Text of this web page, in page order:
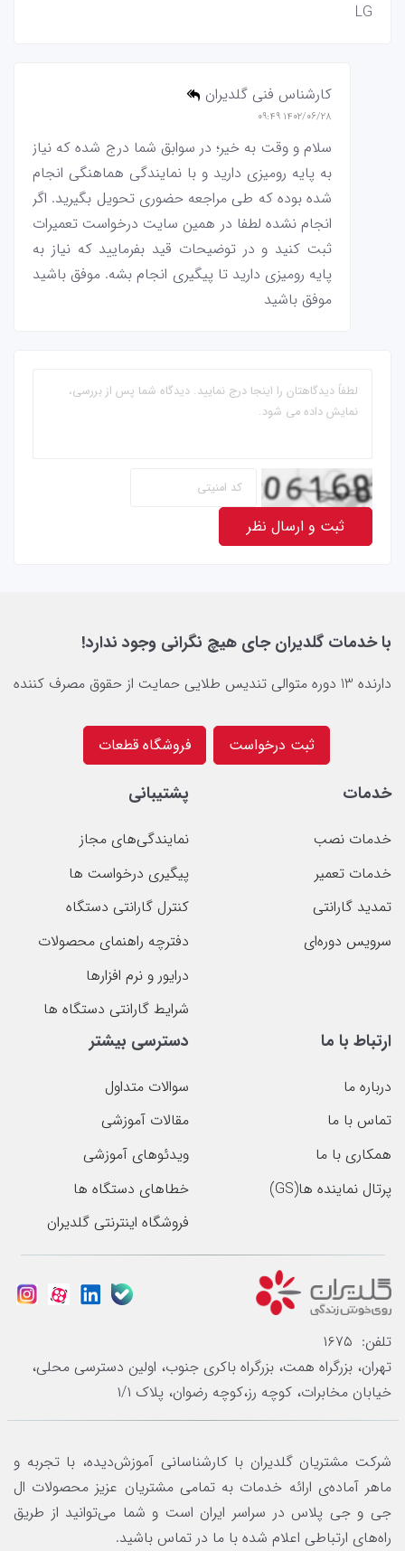
LG
کارشناس فنی گلدیران
۱۴۰۲/۰۶/۲۸ ۰۹:۴۹
سلام و وقت به خیر؛ در سوابق شما درج شده که نیاز
به پایه رومیزی دارید و با نمایندگی هماهنگی انجام
شده بوده که طی مراجعه حضوری تحویل بگیرید. اگر
انجام نشده لطفا در همین سایت درخواست تعمیرات
ثبت کنید و در توضیحات قید بفرمایید که نیاز به
پایه رومیزی دارید تا پیگیری انجام بشه. موفق باشید
موفق باشید
ثبت و ارسال نظر
با خدمات گلدیران جای هیچ نگرانی وجود ندارد!
دارنده 13 دوره متوالی تندیس طلایی حمایت از حقوق مصرف کننده
ثبت درخواست فروشگاه قطعات
خدمات
خدمات نصب
خدمات تعمیر
تمدید گارانتی
سرویس دوره‌ای
پشتیبانی
نمایندگی‌های مجاز
پیگیری درخواست ها
کنترل گارانتی دستگاه
دفترچه راهنمای محصولات
درایور و نرم افزارها
شرایط گارانتی دستگاه ها
ارتباط با ما
درباره ما
تماس با ما
همکاری با ما
پرتال نماینده ها(GS)
دسترسی بیشتر
سوالات متداول
مقالات آموزشی
ویدئوهای آموزشی
خطاهای دستگاه ها
فروشگاه اینترنتی گلدیران
تلفن: ۱۶۷۵
تهران، بزرگراه همت، بزرگراه باکری جنوب، اولین دسترسی محلی،
خیابان مخابرات، کوچه رز،کوچه رضوان، پلاک ۱/۱
شرکت مشتریان گلدیران با کارشناسانی آموزش‌دیده، با تجربه و
ماهر آماده‌ی ارائه خدمات به تمامی مشتریان عزیز محصولات ال
جی و جی پلاس در سراسر ایران است و شما می‌توانید از طریق
راه‌های ارتباطی اعلام شده با ما در تماس باشید.